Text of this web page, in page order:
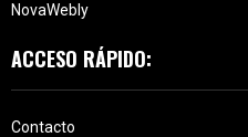
NovaWebly
ACCESO RÁPIDO:
Contacto